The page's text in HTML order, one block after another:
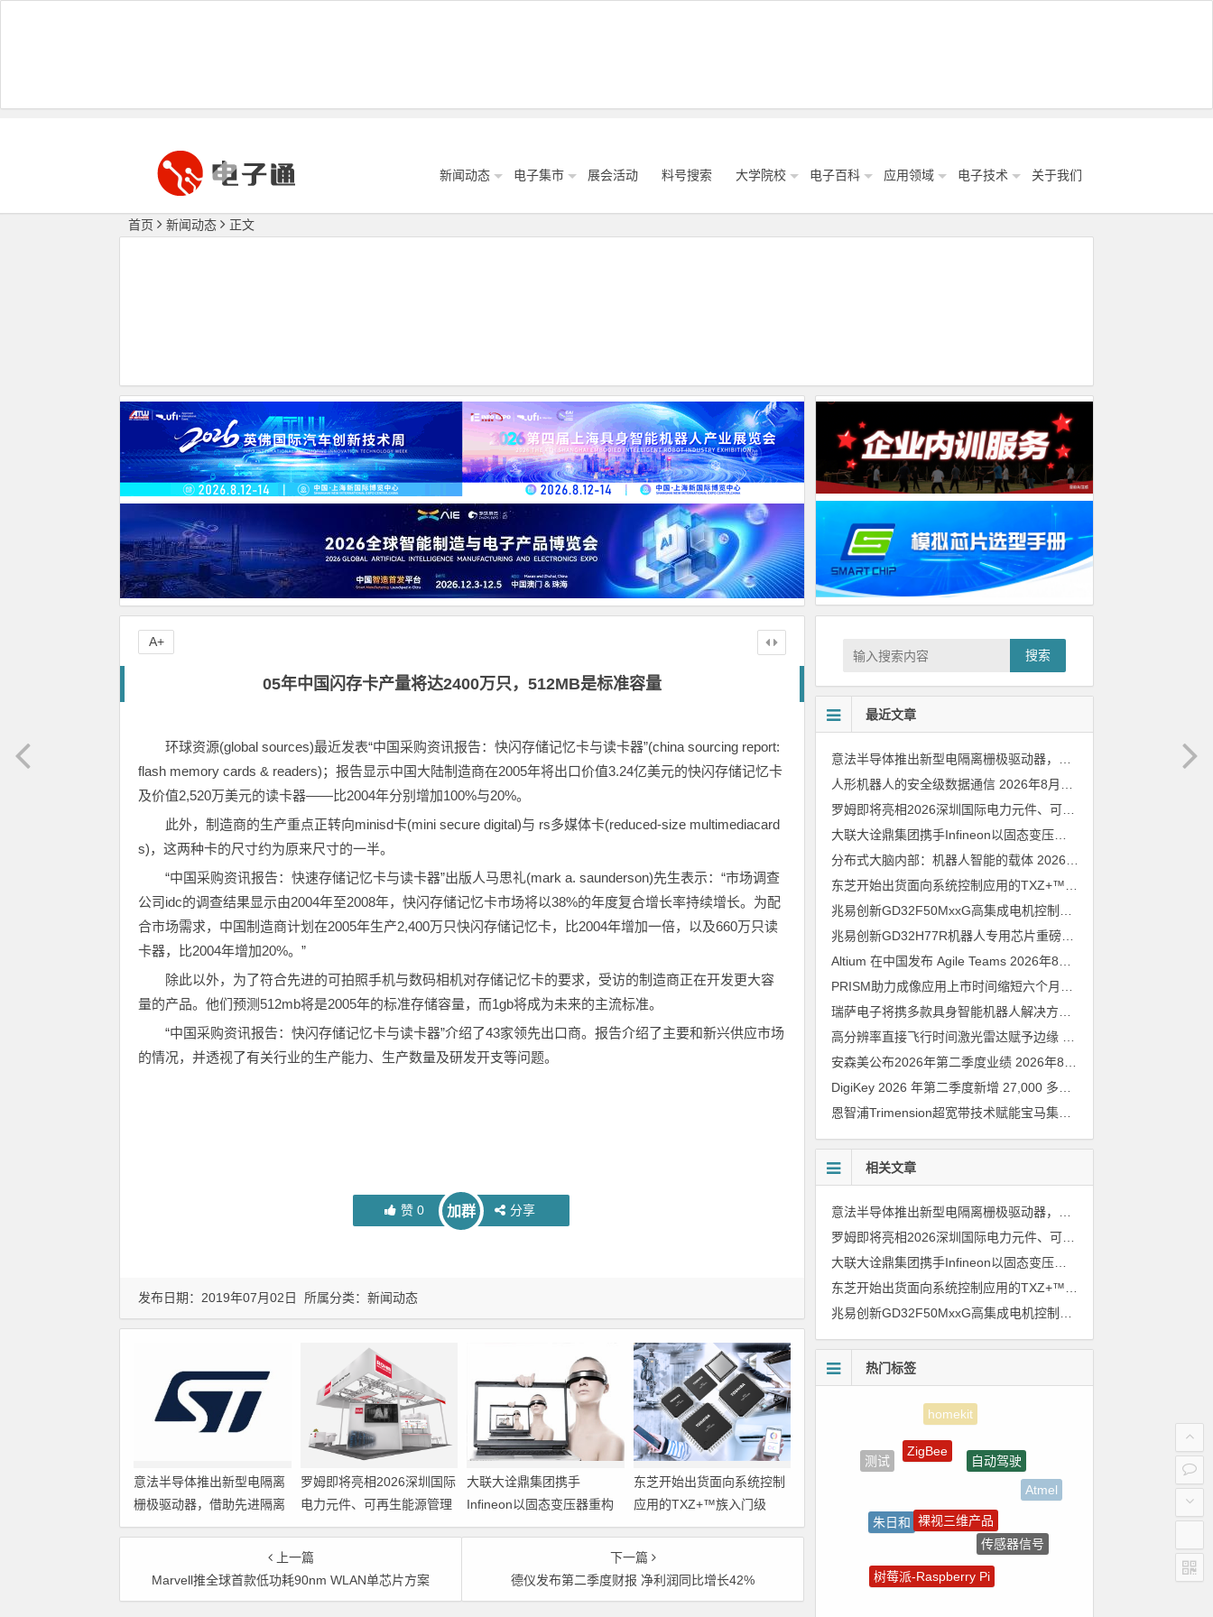
新闻动态 电子集市 展会活动 料号搜索 大学院校 电子百科 应用领域 电子技术 关于我们
首页 新闻动态 正文
05年中国闪存卡产量将达2400万只，512MB是标准容量
环球资源(global sources)最近发表“中国采购资讯报告：快闪存储记忆卡与读卡器”(china sourcing report:
flash memory cards & readers)；报告显示中国大陆制造商在2005年将出口价值3.24亿美元的快闪存储记忆卡
及价值2,520万美元的读卡器——比2004年分别增加100%与20%。
此外，制造商的生产重点正转向minisd卡(mini secure digital)与 rs多媒体卡(reduced-size multimediacard
s)，这两种卡的尺寸约为原来尺寸的一半。
“中国采购资讯报告：快速存储记忆卡与读卡器”出版人马思礼(mark a. saunderson)先生表示：“市场调查
公司idc的调查结果显示由2004年至2008年，快闪存储记忆卡市场将以38%的年度复合增长率持续增长。为配
合市场需求，中国制造商计划在2005年生产2,400万只快闪存储记忆卡，比2004年增加一倍，以及660万只读
卡器，比2004年增加20%。”
除此以外，为了符合先进的可拍照手机与数码相机对存储记忆卡的要求，受访的制造商正在开发更大容
量的产品。他们预测512mb将是2005年的标准存储容量，而1gb将成为未来的主流标准。
“中国采购资讯报告：快闪存储记忆卡与读卡器”介绍了43家领先出口商。报告介绍了主要和新兴供应市场
的情况，并透视了有关行业的生产能力、生产数量及研发开支等问题。
赞0 加群 分享
A+
发布日期：2019年07月02日 所属分类： 新闻动态
意法半导体推出新型电隔离
栅极驱动器，借助先进隔离
技术简化电源设计
罗姆即将亮相2026深圳国际
电力元件、可再生能源管理
展览会暨研讨会
大联大诠鼎集团携手
Infineon以固态变压器重构
配电效率新标杆
东芝开始出货面向系统控制
应用的TXZ+™族入门级
M4V组（搭载Arm
Cortex‑M4内核的标准微控
制器）工程样品
上一篇
Marvell推全球首款低功耗90nm WLAN单芯片方案
下一篇
德仪发布第二季度财报 净利润同比增长42%
搜索
最近文章
人形机器人的安全级数据通信 2026年8月8日
罗姆即将亮相2026深圳国际电力元件、可再生能源管理展览会暨研讨会
大联大诠鼎集团携手Infineon以固态变压器重构配电效率新标杆
分布式大脑内部：机器人智能的载体 2026年8月6日
兆易创新GD32H77R机器人专用芯片重磅亮相，精准赋能伺服驱动与关节控制
Altium 在中国发布 Agile Teams 2026年8月6日
安森美公布2026年第二季度业绩 2026年8月6日
恩智浦Trimension超宽带技术赋能宝马集团Digital Key Plus及生命体存在检测功能
相关文章
罗姆即将亮相2026深圳国际电力元件、可再生能源管理展览会暨研讨会
大联大诠鼎集团携手Infineon以固态变压器重构配电效率新标杆
热门标签
测试
ZigBee
自动驾驶
Atmel
传感器信号
电气光伏
电源管理
树莓派-Raspberry Pi